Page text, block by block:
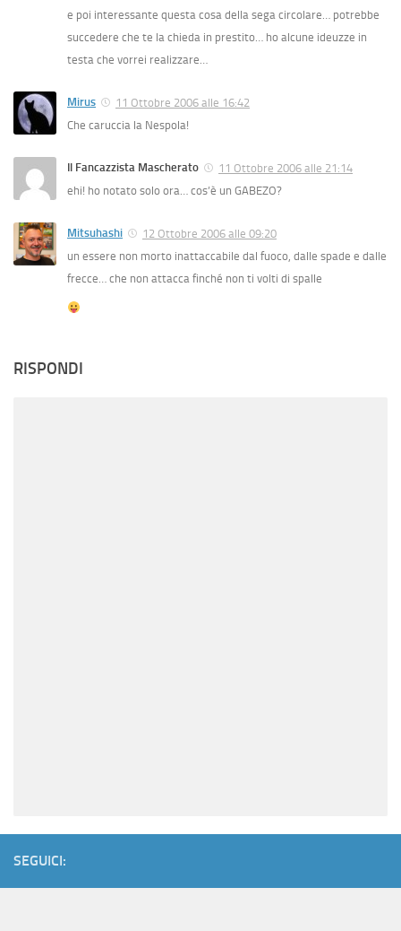
e poi interessante questa cosa della sega circolare… potrebbe
succedere che te la chieda in prestito… ho alcune ideuzze in
testa che vorrei realizzare…
Mirus
11 Ottobre 2006 alle 16:42
Che caruccia la Nespola!
Il Fancazzista Mascherato
11 Ottobre 2006 alle 21:14
ehi! ho notato solo ora… cos’è un GABEZO?
Mitsuhashi
12 Ottobre 2006 alle 09:20
un essere non morto inattaccabile dal fuoco, dalle spade e dalle
frecce… che non attacca finché non ti volti di spalle
RISPONDI
SEGUICI: